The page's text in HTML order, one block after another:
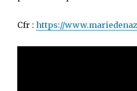
Cfr :https://